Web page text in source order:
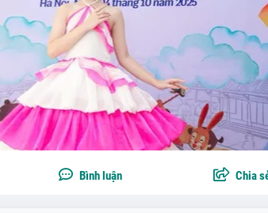
Bình luận Chia